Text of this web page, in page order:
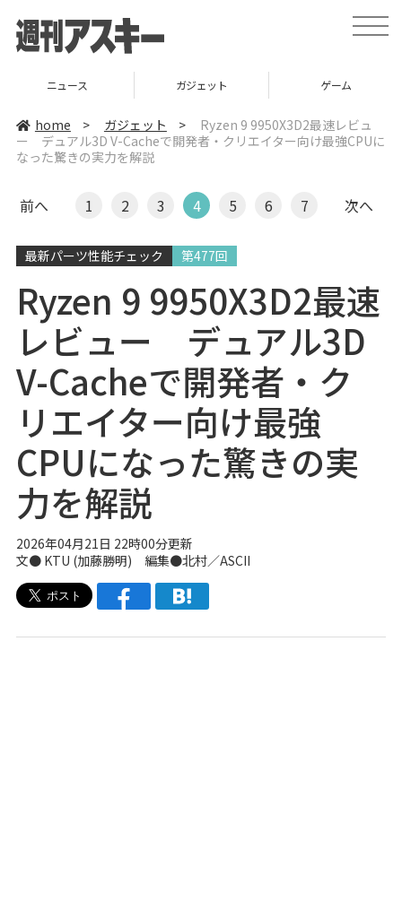
t
o
v
i
o
ガジェット ゲーム グルメ
home > ガジェット >
Ryzen 9 9950X3D2最速レビュ
ー デュアル3D V-Cacheで開発者・クリエイター向け最強CPUに
なった驚きの実力を解説
前へ 1 2 3 4 5 6 7 次へ
最新パーツ性能チェック 第477回
Ryzen 9 9950X3D2最速
レビュー デュアル3D
V-Cacheで開発者・ク
リエイター向け最強
CPUになった驚きの実
力を解説
2026年04月21日 22時00分更新
文● KTU (加藤勝明) 編集●北村／ASCII